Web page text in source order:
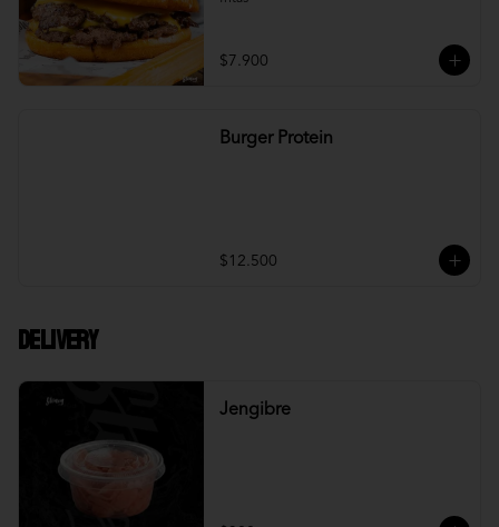
$7.900
Burger Protein
$12.500
DELIVERY
Jengibre